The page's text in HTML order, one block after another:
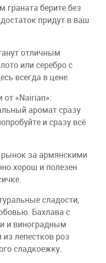
граната берите без
придут в ваш
отличным
или серебро с
всегда в цене.
от «Nairian»:
аромат сразу
и сразу всё
за армянскими
хорош и полезен
сладости,
Бахлава с
и виноградным
лепестков роз
сладкоежку.